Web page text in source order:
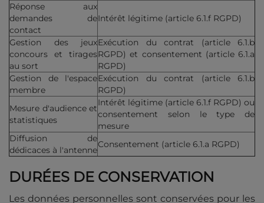
Réponse aux
demandes de
contact
Intérêt légitime (article 6.1.f RGPD)
Gestion des jeux
concours et tirages
au sort
Exécution du contrat (article 6.1.b
RGPD) et consentement (article 6.1.a
RGPD)
Gestion de l'espace
membre
Exécution du contrat (article 6.1.b
RGPD)
Mesure d'audience et
statistiques
Intérêt légitime (article 6.1.f RGPD) ou
consentement selon le type de
mesure
Diffusion de
dédicaces à l'antenne
Consentement (article 6.1.a RGPD)
DURÉES DE CONSERVATION
Les données personnelles sont conservées pour les